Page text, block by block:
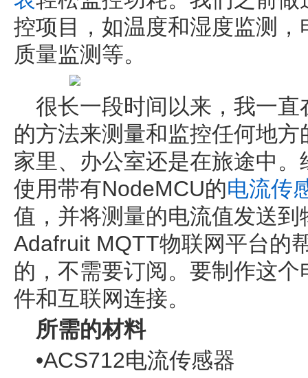
控项目，如温度和湿度监测
质量监测等。
很长一段时间以来，我一
的方法来测量和监控任何地
家里、办公室还是在旅途中
使用带有NodeMCU的电流传
值，并将测量的电流值发送
Adafruit MQTT物联网平台的
的，不需要订阅。要制作这
件和互联网连接。
所需的材料
•ACS712电流传感器